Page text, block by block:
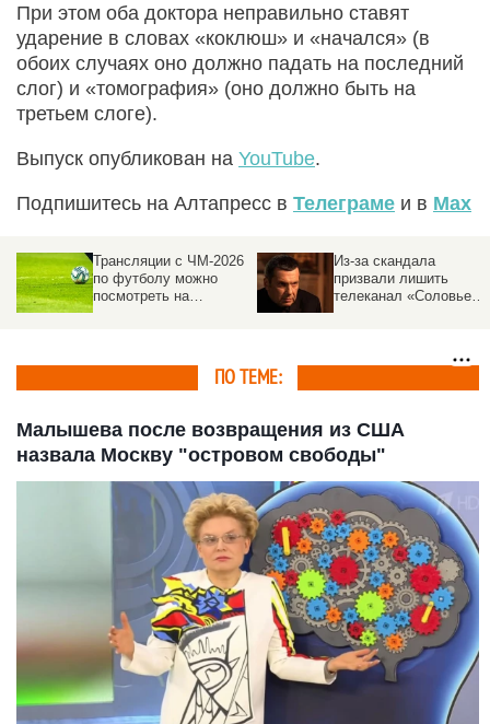
При этом оба доктора неправильно ставят
ударение в словах «коклюш» и «начался» (в
обоих случаях оно должно падать на последний
слог) и «томография» (оно должно быть на
третьем слоге).
Выпуск опубликован на YouTube.
Подпишитесь на Алтапресс в Телеграме и в Max
Трансляции с ЧМ-2026
по футболу можно
посмотреть на
Из-за скандала
призвали лишить
телеканал «Соловьев
ПО ТЕМЕ:
Малышева после возвращения из США
назвала Москву "островом свободы"